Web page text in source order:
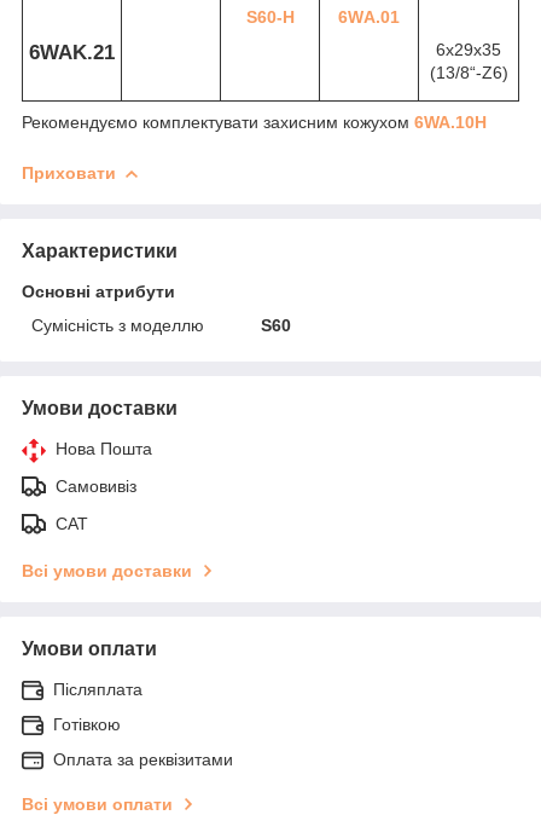
6WAK.21
S60-Н
6WА.01
6х29х35
(13/8“-Z6)
Рекомендуємо комплектувати захисним кожухом 6WA.10Н
Приховати
Характеристики
Основні атрибути
Сумісність з моделлю
S60
Умови доставки
Нова Пошта
Самовивіз
САТ
Всі умови доставки
Умови оплати
Післяплата
Готівкою
Оплата за реквізитами
Всі умови оплати